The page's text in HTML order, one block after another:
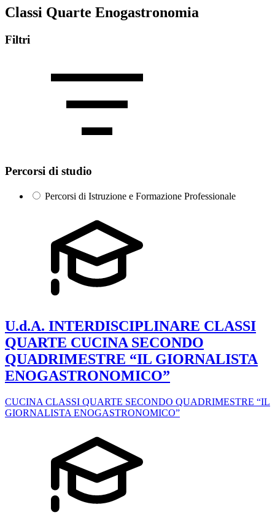
Classi Quarte Enogastronomia
Filtri
Percorsi di studio
Percorsi di Istruzione e Formazione Professionale
U.d.A. INTERDISCIPLINARE CLASSI
QUARTE CUCINA SECONDO
QUADRIMESTRE “IL GIORNALISTA
ENOGASTRONOMICO”
CUCINA CLASSI QUARTE SECONDO QUADRIMESTRE “IL
GIORNALISTA ENOGASTRONOMICO”